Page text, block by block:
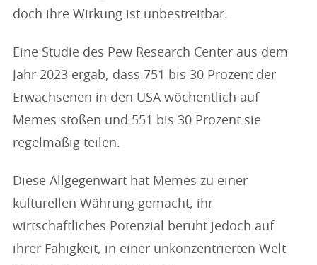
doch ihre Wirkung ist unbestreitbar.
Eine Studie des Pew Research Center aus dem
Jahr 2023 ergab, dass 751 bis 30 Prozent der
Erwachsenen in den USA wöchentlich auf
Memes stoßen und 551 bis 30 Prozent sie
regelmäßig teilen.
Diese Allgegenwart hat Memes zu einer
kulturellen Währung gemacht, ihr
wirtschaftliches Potenzial beruht jedoch auf
ihrer Fähigkeit, in einer unkonzentrierten Welt